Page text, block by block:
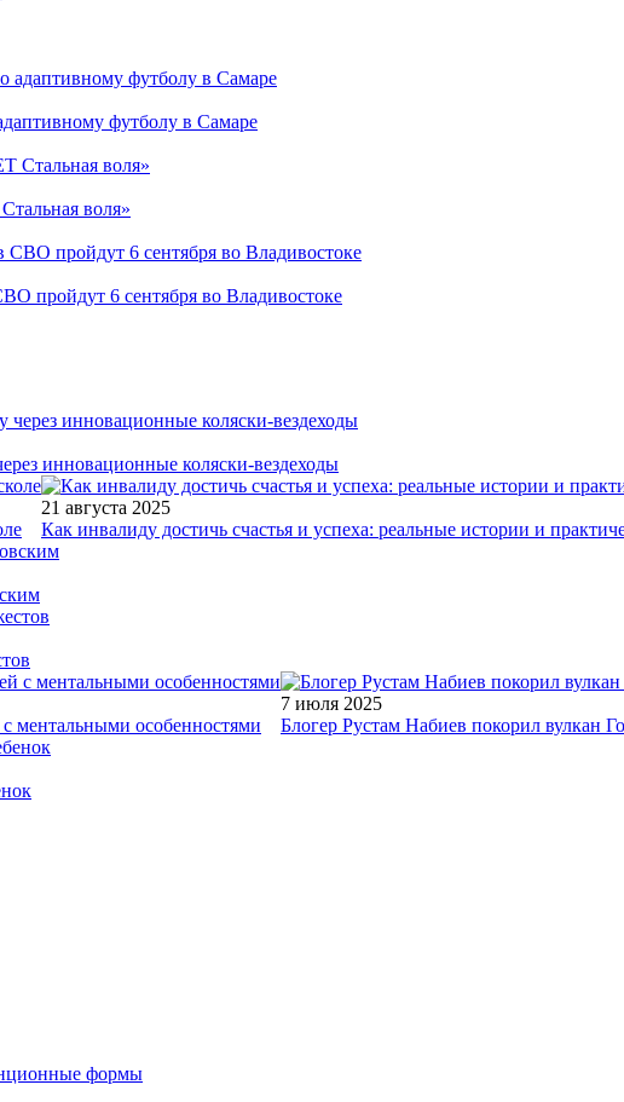
футболу в Самаре
воля»
пройдут 6 сентября во Владивостоке
инновационные коляски-вездеходы
21 августа 2025
Как инвалиду достичь счастья и успеха: реальные истории и
ментальными особенностями
7 июля 2025
Блогер Рустам Набиев покорил вулкан
формы